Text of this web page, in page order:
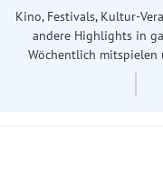
Kino, Festivals, Kultur-
andere Highlights in
Wöchentlich mitspielen